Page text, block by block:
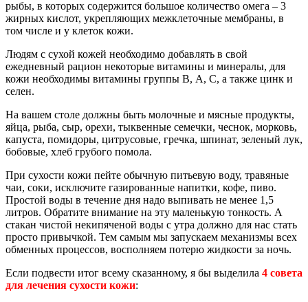
рыбы, в которых содержится большое количество омега – 3
жирных кислот, укрепляющих межклеточные мембраны, в
том числе и у клеток кожи.
Людям с сухой кожей необходимо добавлять в свой
ежедневный рацион некоторые витамины и минералы, для
кожи необходимы витамины группы В, А, С, а также цинк и
селен.
На вашем столе должны быть молочные и мясные продукты,
яйца, рыба, сыр, орехи, тыквенные семечки, чеснок, морковь,
капуста, помидоры, цитрусовые, гречка, шпинат, зеленый лук,
бобовые, хлеб грубого помола.
При сухости кожи пейте обычную питьевую воду, травяные
чаи, соки, исключите газированные напитки, кофе, пиво.
Простой воды в течение дня надо выпивать не менее 1,5
литров. Обратите внимание на эту маленькую тонкость. А
стакан чистой некипяченой воды с утра должно для нас стать
просто привычкой. Тем самым мы запускаем механизмы всех
обменных процессов, восполняем потерю жидкости за ночь.
Если подвести итог всему сказанному, я бы выделила 4 совета
для лечения сухости кожи: